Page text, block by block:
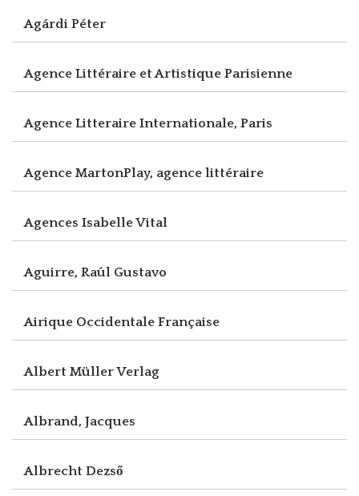
Agárdi Péter
Agence Littéraire et Artistique Parisienne
Agence Litteraire Internationale, Paris
Agence MartonPlay, agence littéraire
Agences Isabelle Vital
Aguirre, Raúl Gustavo
Airique Occidentale Française
Albert Müller Verlag
Albrand, Jacques
Albrecht Dezső